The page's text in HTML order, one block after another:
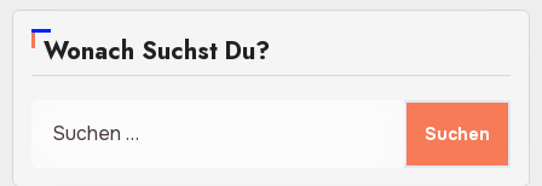
Wonach Suchst Du?
nach: